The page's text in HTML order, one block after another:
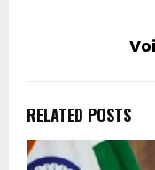
RELATED POSTS